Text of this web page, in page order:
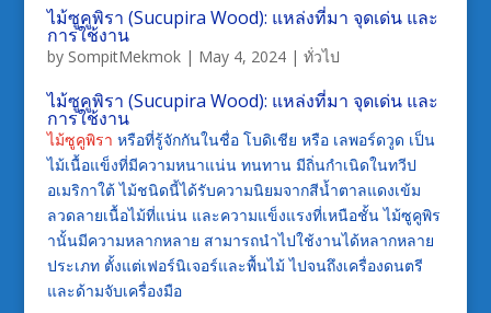
ไม้ซูคูพิรา (Sucupira Wood): แหล่งที่มา จุดเด่น และ
การใช้งาน
by SompitMekmok| May 4, 2024| ทั่วไป
ไม้ซูคูพิรา (Sucupira Wood): แหล่งที่มา จุดเด่น และ
การใช้งาน
ไม้ซูคูพิรา หรือที่รู้จักกันในชื่อ โบดิเชีย หรือ เลพอร์ดวูด เป็น
ไม้เนื้อแข็งที่มีความหนาแน่น ทนทาน มีถิ่นกำเนิดในทวีป
อเมริกาใต้ ไม้ชนิดนี้ได้รับความนิยมจากสีน้ำตาลแดงเข้ม
ลวดลายเนื้อไม้ที่แน่น และความแข็งแรงที่เหนือชั้น ไม้ซูคูพิร
านั้นมีความหลากหลาย สามารถนำไปใช้งานได้หลากหลาย
ประเภท ตั้งแต่เฟอร์นิเจอร์และพื้นไม้ ไปจนถึงเครื่องดนตรี
และด้ามจับเครื่องมือ